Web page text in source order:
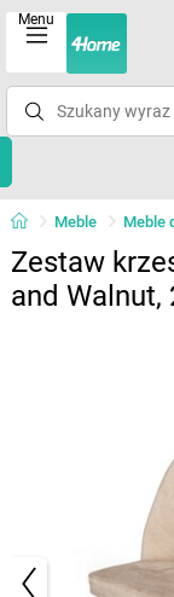
Menu
Meble Meble
Zestaw
and Walnut,